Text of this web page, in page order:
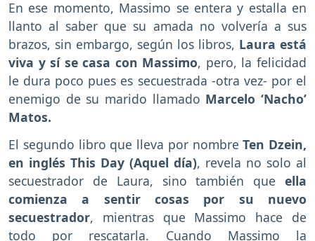
En ese momento, Massimo se entera y estalla en
llanto al saber que su amada no volvería a sus
brazos, sin embargo, según los libros, Laura está
viva y sí se casa con Massimo, pero, la felicidad
le dura poco pues es secuestrada -otra vez- por el
enemigo de su marido llamado Marcelo ‘Nacho’
Matos.
El segundo libro que lleva por nombreTen Dzein,
en inglés This Day (Aquel día), revela no solo al
secuestrador de Laura, sino también que ella
comienza a sentir cosas por su nuevo
secuestrador, mientras que Massimo hace de
todo por rescatarla. Cuando Massimo la